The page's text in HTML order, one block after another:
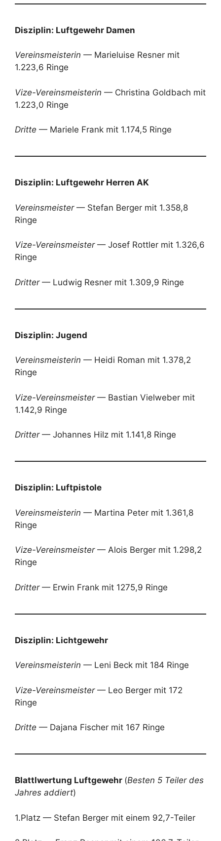
Disziplin: Luftgewehr Damen
Vereinsmeisterin — Marieluise Resner mit
1.223,6 Ringe
Vize-Vereinsmeisterin — Christina Goldbach mit
1.223,0 Ringe
Dritte — Mariele Frank mit 1.174,5 Ringe
Disziplin: Luftgewehr Herren AK
Vereinsmeister— Stefan Berger mit 1.358,8
Ringe
Vize-Vereinsmeister— Josef Rottler mit 1.326,6
Ringe
Dritter— Ludwig Resner mit 1.309,9 Ringe
Disziplin: Jugend
Vereinsmeisterin — Heidi Roman mit 1.378,2
Ringe
Vize-Vereinsmeister— Bastian Vielweber mit
1.142,9 Ringe
Dritter— Johannes Hilz mit 1.141,8 Ringe
Disziplin: Luftpistole
Vereinsmeisterin — Martina Peter mit 1.361,8
Ringe
Vize-Vereinsmeister— Alois Berger mit 1.298,2
Ringe
Dritter— Erwin Frank mit 1275,9 Ringe
Disziplin: Lichtgewehr
Vereinsmeisterin — Leni Beck mit 184 Ringe
Vize-Vereinsmeister— Leo Berger mit 172
Ringe
Dritte — Dajana Fischer mit 167 Ringe
Blattlwertung Luftgewehr (Besten 5 Teiler des
Jahres addiert)
1.Platz — Stefan Berger mit einem 92,7-Teiler